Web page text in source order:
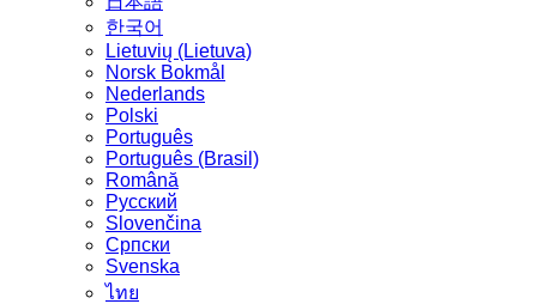
한국어
Lietuvių (Lietuva)
‪Norsk Bokmål‬
Nederlands
Polski
Português
Português (Brasil)
Română
Русский
Slovenčina
Српски
Svenska
ไทย